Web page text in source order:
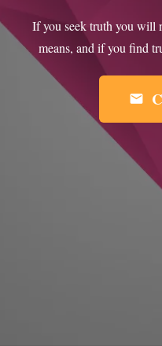
If you seek truth you will
means, and if you find
mail